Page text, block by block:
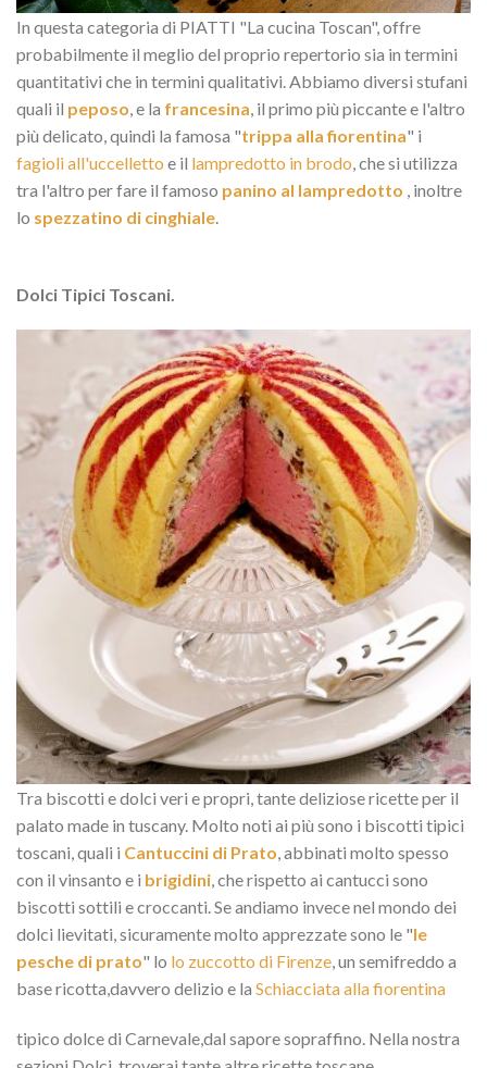
In questa categoria di PIATTI "La cucina Toscan", offre
probabilmente il meglio del proprio repertorio sia in termini
quantitativi che in termini qualitativi. Abbiamo diversi stufani
quali il peposo, e la francesina, il primo più piccante e l'altro
più delicato, quindi la famosa "trippa alla fiorentina" i
fagioli all'uccelletto e il lampredotto in brodo, che si utilizza
tra l'altro per fare il famoso panino al lampredotto , inoltre
lo spezzatino di cinghiale.
Dolci Tipici Toscani.
Tra biscotti e dolci veri e propri, tante deliziose ricette per il
palato made in tuscany. Molto noti ai più sono i biscotti tipici
toscani, quali i Cantuccini di Prato, abbinati molto spesso
con il vinsanto e i brigidini, che rispetto ai cantucci sono
biscotti sottili e croccanti. Se andiamo invece nel mondo dei
dolci lievitati, sicuramente molto apprezzate sono le "le
pesche di prato" lo lo zuccotto di Firenze, un semifreddo a
base ricotta,davvero delizio e la Schiacciata alla fiorentina
tipico dolce di Carnevale,dal sapore sopraffino. Nella nostra